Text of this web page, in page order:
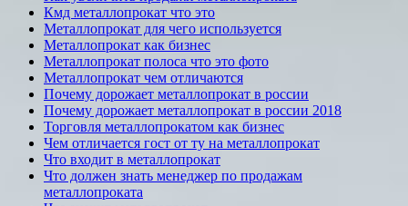
Кмд металлопрокат что это
Металлопрокат для чего используется
Металлопрокат как бизнес
Металлопрокат полоса что это фото
Металлопрокат чем отличаются
Почему дорожает металлопрокат в россии
Почему дорожает металлопрокат в россии 2018
Торговля металлопрокатом как бизнес
Чем отличается гост от ту на металлопрокат
Что входит в металлопрокат
Что должен знать менеджер по продажам
металлопроката